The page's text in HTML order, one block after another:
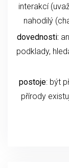
interakcí
nahodilý
dovednosti:
podklady,
postoje: být
přírody